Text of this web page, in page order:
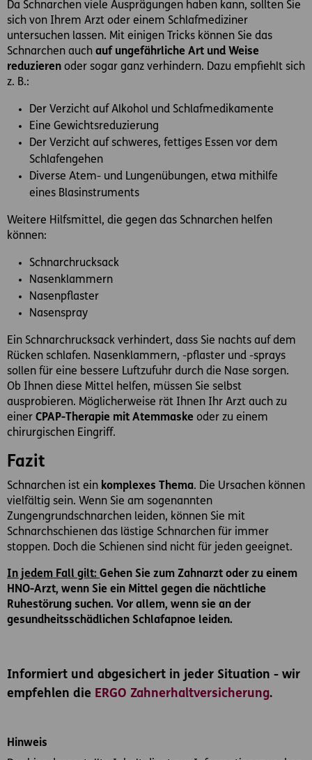
Da Schnarchen viele Ausprägungen haben kann, sollten Sie
sich von Ihrem Arzt oder einem Schlafmediziner
untersuchen lassen. Mit einigen Tricks können Sie das
Schnarchen auch auf ungefährliche Art und Weise
reduzieren oder sogar ganz verhindern. Dazu empfiehlt sich
z. B.:
Der Verzicht auf Alkohol und Schlafmedikamente
Eine Gewichtsreduzierung
Der Verzicht auf schweres, fettiges Essen vor dem
Schlafengehen
Diverse Atem- und Lungenübungen, etwa mithilfe
eines Blasinstruments
Weitere Hilfsmittel, die gegen das Schnarchen helfen
können:
Schnarchrucksack
Nasenklammern
Nasenpflaster
Nasenspray
Ein Schnarchrucksack verhindert, dass Sie nachts auf dem
Rücken schlafen. Nasenklammern, -pflaster und -sprays
sollen für eine bessere Luftzufuhr durch die Nase sorgen.
Ob Ihnen diese Mittel helfen, müssen Sie selbst
ausprobieren. Möglicherweise rät Ihnen Ihr Arzt auch zu
einer CPAP-Therapie mit Atemmaske oder zu einem
chirurgischen Eingriff.
Fazit
Schnarchen ist ein komplexes Thema. Die Ursachen können
vielfältig sein. Wenn Sie am sogenannten
Zungengrundschnarchen leiden, können Sie mit
Schnarchschienen das lästige Schnarchen für immer
stoppen. Doch die Schienen sind nicht für jeden geeignet.
In jedem Fall gilt: Gehen Sie zum Zahnarzt oder zu einem
HNO-Arzt, wenn Sie ein Mittel gegen die nächtliche
Ruhestörung suchen. Vor allem, wenn sie an der
gesundheitsschädlichen Schlafapnoe leiden.
Informiert und abgesichert in jeder Situation - wir
empfehlen die ERGO Zahnerhaltversicherung.
Hinweis